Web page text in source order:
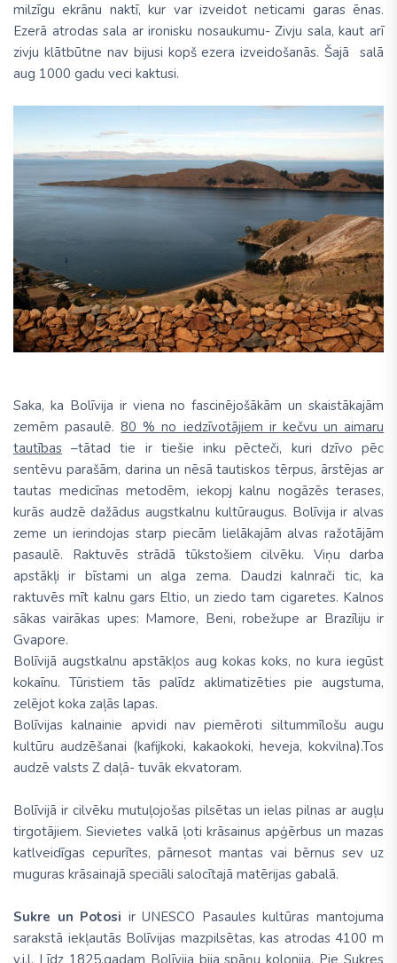
milzīgu ekrānu naktī, kur var izveidot neticami garas ēnas.
Ezerā atrodas sala ar ironisku nosaukumu- Zivju sala, kaut arī
zivju klātbūtne nav bijusi kopš ezera izveidošanās. Šajā salā
aug 1000 gadu veci kaktusi.
Saka, ka Bolīvija ir viena no fascinējošākām un skaistākajām
zemēm pasaulē.80 % no iedzīvotājiem ir kečvu un aimaru
tautības –tātad tie ir tiešie inku pēcteči, kuri dzīvo pēc
sentēvu parašām, darina un nēsā tautiskos tērpus, ārstējas ar
tautas medicīnas metodēm, iekopj kalnu nogāzēs terases,
kurās audzē dažādus augstkalnu kultūraugus. Bolīvija ir alvas
zeme un ierindojas starp piecām lielākajām alvas ražotājām
pasaulē. Raktuvēs strādā tūkstošiem cilvēku. Viņu darba
apstākļi ir bīstami un alga zema. Daudzi kalnrači tic, ka
raktuvēs mīt kalnu gars Eltio, un ziedo tam cigaretes. Kalnos
sākas vairākas upes: Mamore, Beni, robežupe ar Brazīliju ir
Gvapore.
Bolīvijā augstkalnu apstākļos aug kokas koks, no kura iegūst
kokaīnu. Tūristiem tās palīdz aklimatizēties pie augstuma,
zelējot koka zaļās lapas.
Bolīvijas kalnainie apvidi nav piemēroti siltummīlošu augu
kultūru audzēšanai (kafijkoki, kakaokoki, heveja, kokvilna).Tos
audzē valsts Z daļā- tuvāk ekvatoram.
Bolīvijā ir cilvēku mutuļojošas pilsētas un ielas pilnas ar augļu
tirgotājiem. Sievietes valkā ļoti krāsainus apģērbus un mazas
katlveidīgas cepurītes, pārnesot mantas vai bērnus sev uz
muguras krāsainajā speciāli salocītajā matērijas gabalā.
Sukre un Potosi ir UNESCO Pasaules kultūras mantojuma
sarakstā iekļautās Bolīvijas mazpilsētas, kas atrodas 4100 m